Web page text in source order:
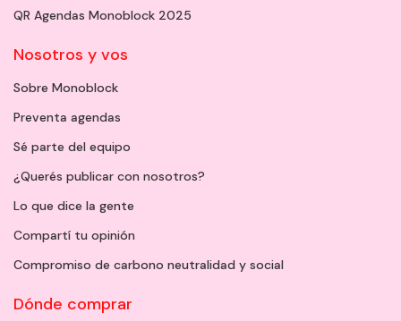
QR Agendas Monoblock 2025
Nosotros y vos
Sobre Monoblock
Preventa agendas
Sé parte del equipo
¿Querés publicar con nosotros?
Lo que dice la gente
Compartí tu opinión
Compromiso de carbono neutralidad y social
Dónde comprar